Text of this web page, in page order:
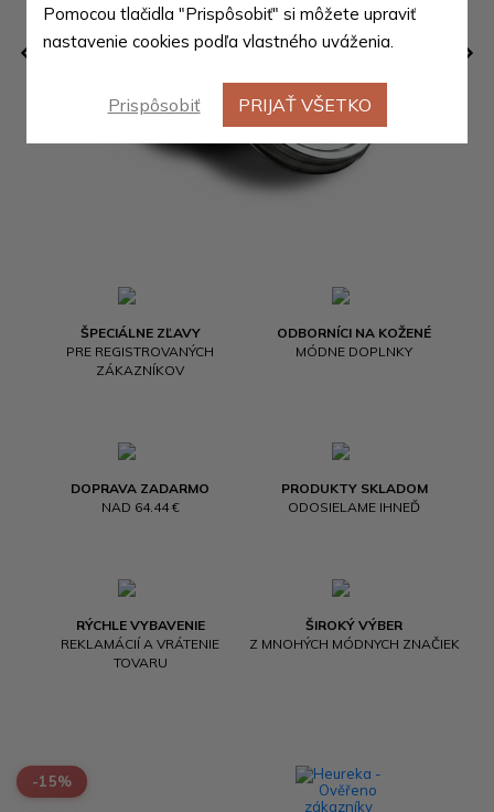
ŠPECIÁLNE ZĽAVY
PRE REGISTROVANÝCH
ZÁKAZNÍKOV
ODBORNÍCI NA KOŽENÉ
MÓDNE DOPLNKY
DOPRAVA ZADARMO
NAD 64.44 €
PRODUKTY SKLADOM
ODOSIELAME IHNEĎ
RÝCHLE VYBAVENIE
REKLAMÁCIÍ A VRÁTENIE
TOVARU
ŠIROKÝ VÝBER
Z MNOHÝCH MÓDNYCH ZNAČIEK
-15%
Pomocou tlačidla "Prispôsobiť" si môžete upraviť
nastavenie cookies podľa vlastného uváženia.
Prispôsobiť PRIJAŤ VŠETKO